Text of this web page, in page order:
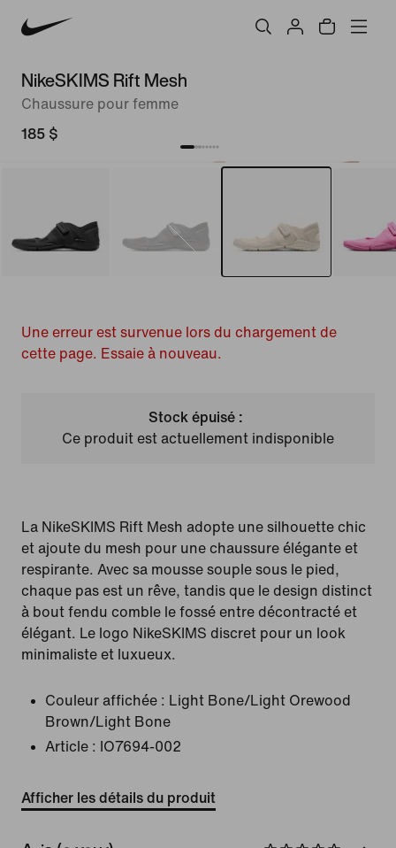
NikeSKIMS Rift Mesh
Chaussure pour femme
185 $
Une erreur est survenue lors du chargement de
cette page. Essaie à nouveau.
Stock épuisé :
Ce produit est actuellement indisponible
La NikeSKIMS Rift Mesh adopte une silhouette chic
et ajoute du mesh pour une chaussure élégante et
respirante. Avec sa mousse souple sous le pied,
chaque pas est un rêve, tandis que le design distinct
à bout fendu comble le fossé entre décontracté et
élégant. Le logo NikeSKIMS discret pour un look
minimaliste et luxueux.
Couleur affichée : Light Bone/Light Orewood
Brown/Light Bone
Article :
IO7694-002
Afficher les détails du produit